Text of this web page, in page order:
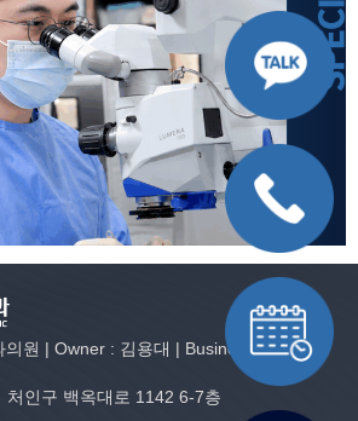
원 | Owner : 김용대 | Business Number :
인구 백옥대로 1142 6-7층